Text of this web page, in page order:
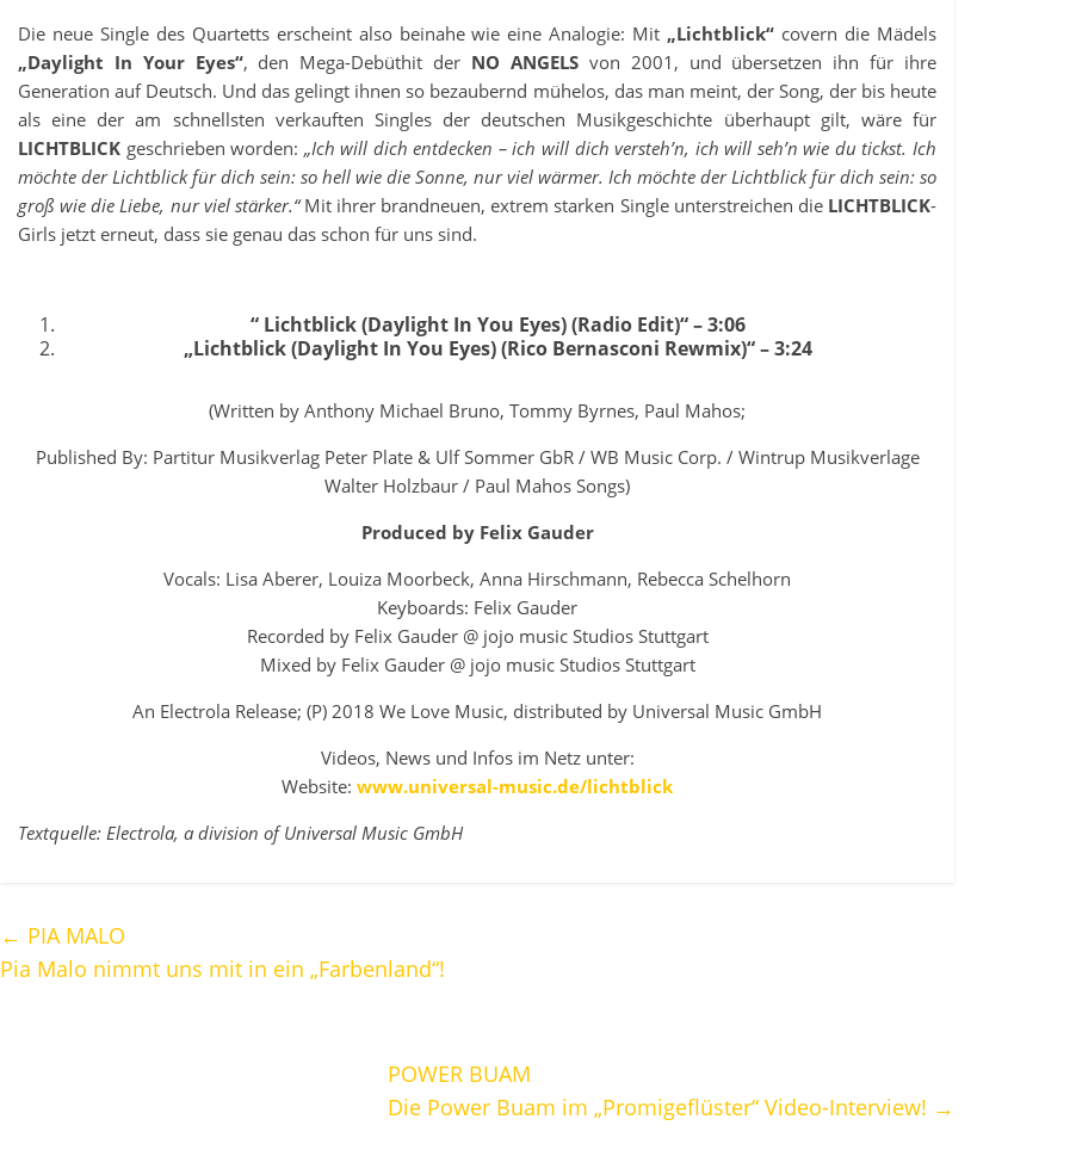
Die neue Single des Quartetts erscheint also beinahe wie eine Analogie: Mit „Lichtblick“ covern die Mädels
„Daylight In Your Eyes“, den Mega-Debüthit der NO ANGELSvon 2001, und übersetzen ihn für ihre
Generation auf Deutsch. Und das gelingt ihnen so bezaubernd mühelos, das man meint, der Song, der bis heute
als eine der am schnellsten verkauften Singles der deutschen Musikgeschichte überhaupt gilt, wäre für
LICHTBLICK geschrieben worden: „Ich will dich entdecken – ich will dich versteh’n, ich will seh’n wie du tickst. Ich
möchte der Lichtblick für dich sein: so hell wie die Sonne, nur viel wärmer. Ich möchte der Lichtblick für dich sein: so
groß wie die Liebe, nur viel stärker.“Mit ihrer brandneuen, extrem starken Single unterstreichen die LICHTBLICK-
Girls jetzt erneut, dass sie genau das schon für uns sind.
“ Lichtblick (Daylight In You Eyes) (Radio Edit)“ – 3:06
„Lichtblick (Daylight In You Eyes) (Rico Bernasconi Rewmix)“ – 3:24
(Written by Anthony Michael Bruno, Tommy Byrnes, Paul Mahos;
Published By: Partitur Musikverlag Peter Plate & Ulf Sommer GbR / WB Music Corp. / Wintrup Musikverlage
Walter Holzbaur / Paul Mahos Songs)
Produced by Felix Gauder
Vocals: Lisa Aberer, Louiza Moorbeck, Anna Hirschmann, Rebecca Schelhorn
Keyboards: Felix Gauder
Recorded by Felix Gauder @ jojo music Studios Stuttgart
Mixed by Felix Gauder @ jojo music Studios Stuttgart
An Electrola Release; (P) 2018 We Love Music, distributed by Universal Music GmbH
Videos, News und Infos im Netz unter:
Website: www.universal-music.de/lichtblick
Textquelle: Electrola, a division of Universal Music GmbH
← PIA MALO
Pia Malo nimmt uns mit in ein „Farbenland“!
POWER BUAM
Die Power Buam im „Promigeflüster“ Video-Interview! →